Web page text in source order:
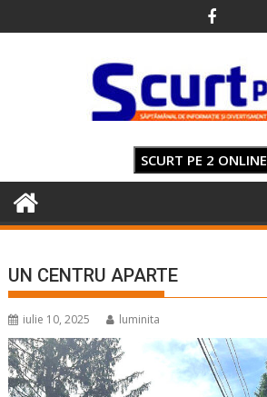
to
SCURT PE 2 ONLINE
UN CENTRU APARTE
iulie 10, 2025 luminita